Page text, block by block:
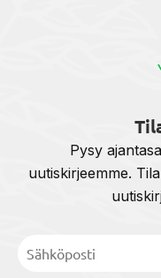
Pysy
uutiskirjeemme.